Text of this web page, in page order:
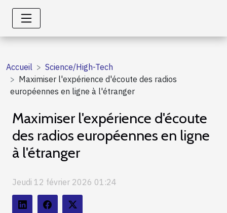
Accueil
Science/High-Tech
Maximiser l'expérience d'écoute des radios
européennes en ligne à l'étranger
Maximiser l'expérience d'écoute
des radios européennes en ligne
à l'étranger
Jeudi 12 février 2026 01:24